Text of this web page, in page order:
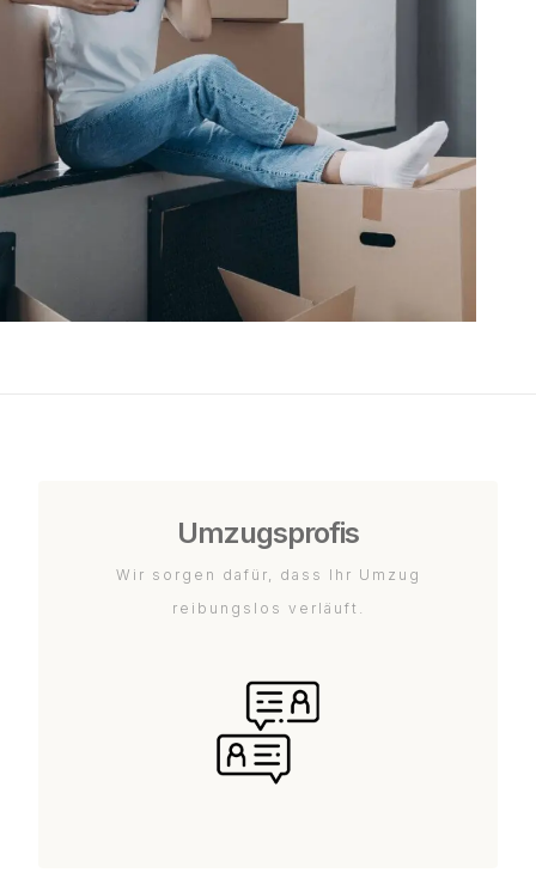
Umzugsprofis
Wir sorgen dafür, dass Ihr Umzug
reibungslos verläuft.